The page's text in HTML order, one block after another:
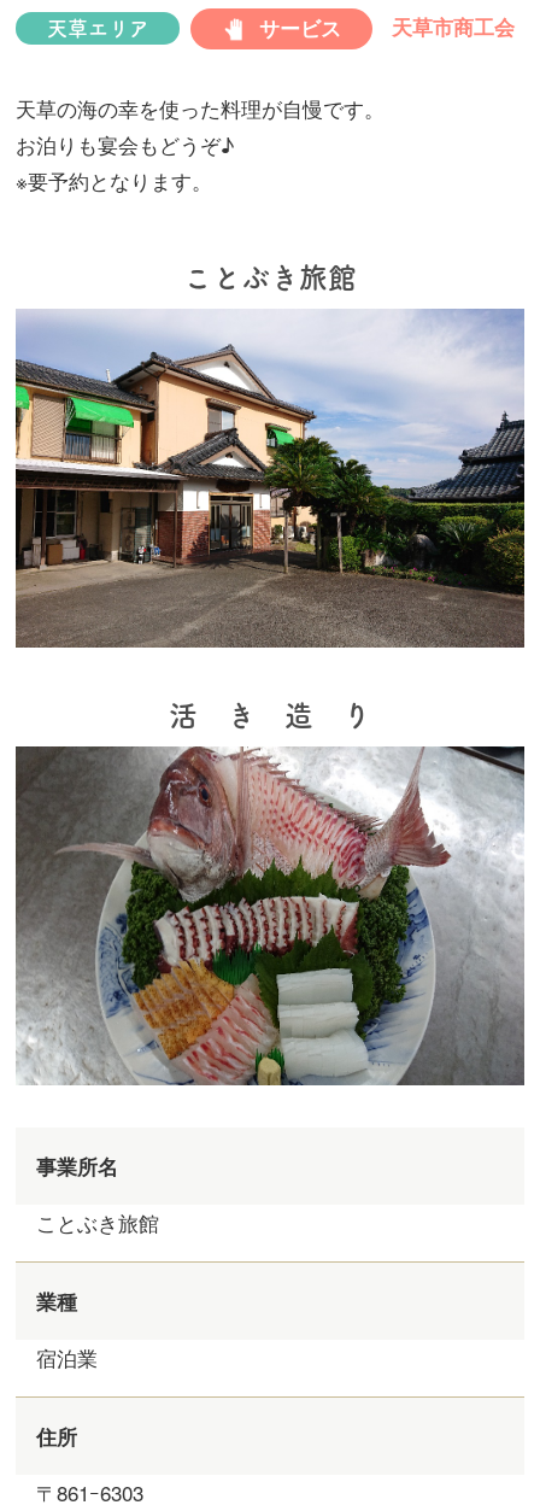
天草エリア サービス 天草市商工会
天草の海の幸を使った料理が自慢です。
お泊りも宴会もどうぞ♪
※要予約となります。
ことぶき旅館
活 き 造 り
事業所名
ことぶき旅館
業種
宿泊業
住所
〒861ｰ6303